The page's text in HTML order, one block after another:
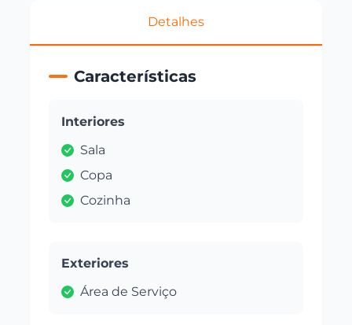
Detalhes
Características
Interiores
Sala
Copa
Cozinha
Exteriores
Área de Serviço